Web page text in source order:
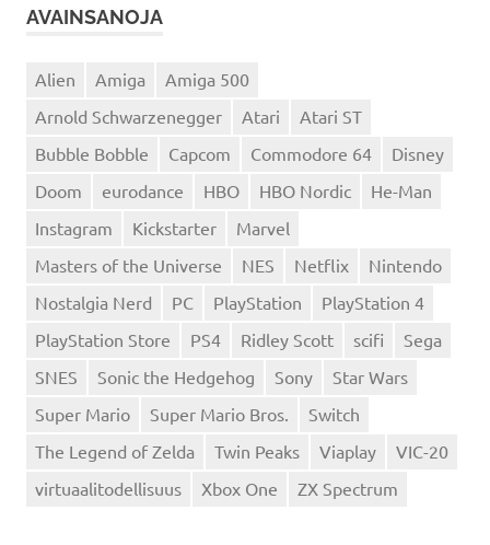
AVAINSANOJA
Alien Amiga
Amiga 500
Arnold Schwarzenegger
Atari
Atari ST
Bubble Bobble
Capcom Commodore 64
Disney
Doom
eurodance HBO HBO Nordic
He-Man
Instagram
Kickstarter
Marvel
Masters of the Universe
NES Netflix
Nintendo
Nostalgia Nerd
PC PlayStation
PlayStation 4
PlayStation Store
PS4 Ridley Scott scifi
Sega
SNES
Sonic the Hedgehog Sony
Star Wars
Super Mario
Super Mario Bros.
Switch
The Legend of Zelda
Twin Peaks Viaplay
VIC-20
virtuaalitodellisuus
Xbox One ZX Spectrum